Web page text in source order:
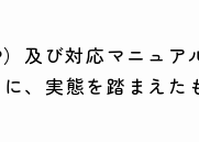
及び対応マニュ
、実態を踏まえ